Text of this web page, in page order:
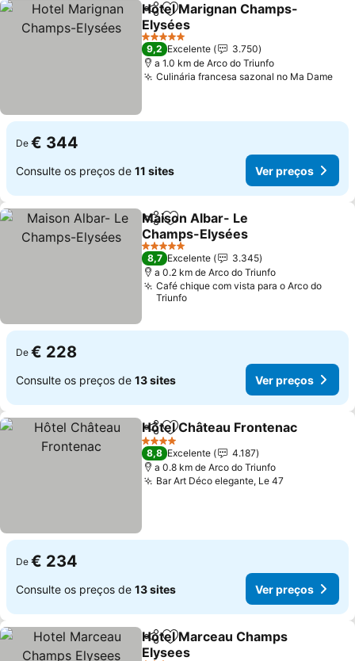
PartilharAdicionar aos favoritos
Hotel Marignan Champs-
Elysées
5 Estrelas
9,2 Excelente
3.750
a 1.0 km de Arco do Triunfo
Culinária francesa sazonal no Ma Dame
De € 344
Consulte os preços de 11 sites Ver preços
PartilharAdicionar aos favoritos
Maison Albar- Le
Champs-Elysées
5 Estrelas
8,7 Excelente
3.345
a 0.2 km de Arco do Triunfo
Café chique com vista para o Arco do
Triunfo
De € 228
Consulte os preços de 13 sites Ver preços
PartilharAdicionar aos favoritos
Hôtel Château Frontenac
4 Estrelas
8,8 Excelente
4.187
a 0.8 km de Arco do Triunfo
Bar Art Déco elegante, Le 47
De € 234
Consulte os preços de 13 sites Ver preços
PartilharAdicionar aos favoritos
Hotel Marceau Champs
Elysees